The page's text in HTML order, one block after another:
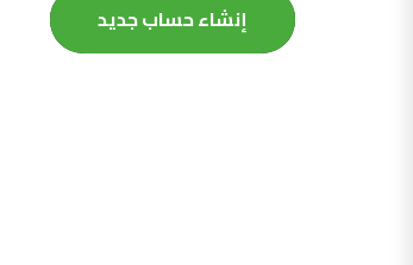
إنشاء حساب جديد
المترولوجيا العلمية والصناعية /
اللجنة